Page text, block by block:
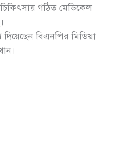
চিকিৎসায় গঠিত মেডিকেল
বিএনপির মিডিয়া